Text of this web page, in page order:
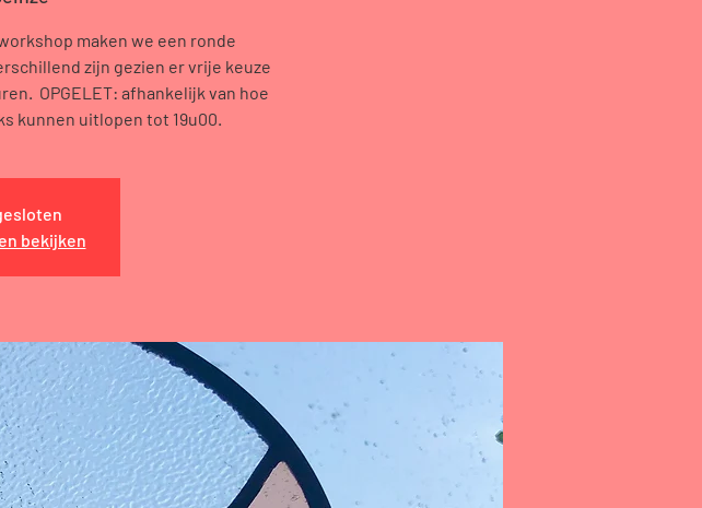
maken we een ronde
zijn gezien er vrije keuze
OPGELET: afhankelijk van hoe
kunnen uitlopen tot 19u00.
bekijken